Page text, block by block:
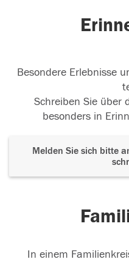
Besondere Erlebnisse
Schreiben Sie über
besonders in
Melden Sie sich bitte
In einem